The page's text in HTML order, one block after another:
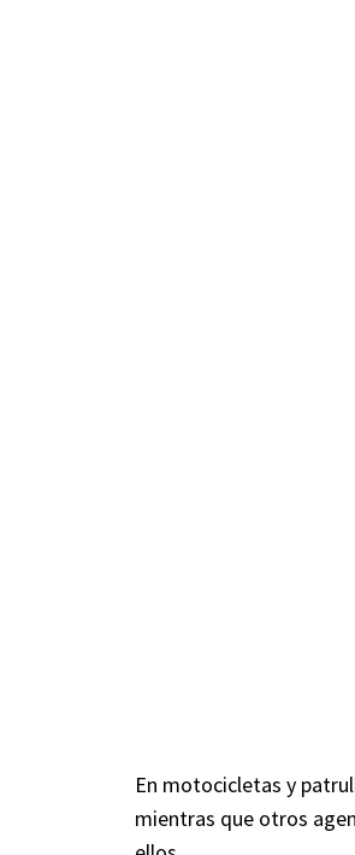
En motocicletas y
mientras que otros